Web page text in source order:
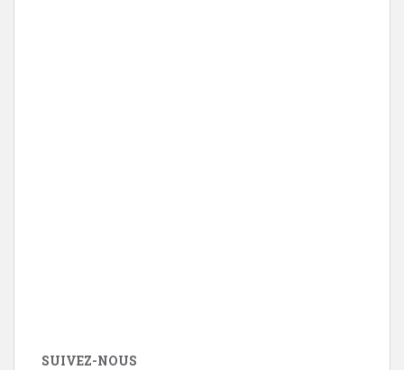
SUIVEZ-NOUS